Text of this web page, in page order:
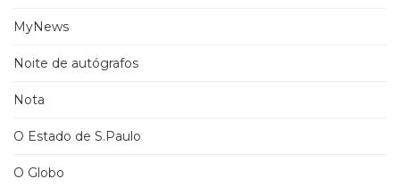
MyNews
Noite de autógrafos
Nota
O Estado de S.Paulo
O Globo